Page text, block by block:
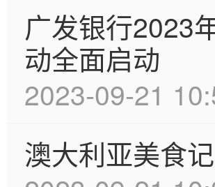
广发银行2023
动全面启动
2023-09-21
澳大利亚美食记